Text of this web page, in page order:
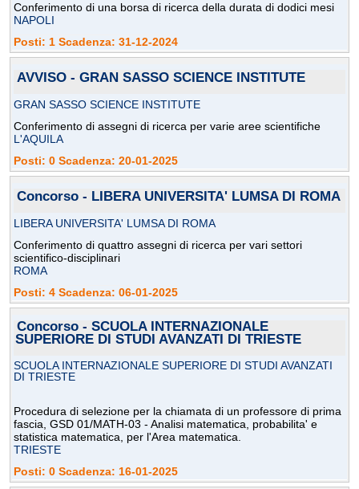
Conferimento di una borsa di ricerca della durata di dodici mesi
NAPOLI
Posti: 1 Scadenza: 31-12-2024
AVVISO - GRAN SASSO SCIENCE INSTITUTE
GRAN SASSO SCIENCE INSTITUTE
Conferimento di assegni di ricerca per varie aree scientifiche
L'AQUILA
Posti: 0 Scadenza: 20-01-2025
Concorso - LIBERA UNIVERSITA' LUMSA DI ROMA
LIBERA UNIVERSITA' LUMSA DI ROMA
Conferimento di quattro assegni di ricerca per vari settori
scientifico-disciplinari
ROMA
Posti: 4 Scadenza: 06-01-2025
Concorso - SCUOLA INTERNAZIONALE
SUPERIORE DI STUDI AVANZATI DI TRIESTE
SCUOLA INTERNAZIONALE SUPERIORE DI STUDI AVANZATI
DI TRIESTE
Procedura di selezione per la chiamata di un professore di prima
fascia, GSD 01/MATH-03 - Analisi matematica, probabilita' e
statistica matematica, per l'Area matematica.
TRIESTE
Posti: 0 Scadenza: 16-01-2025